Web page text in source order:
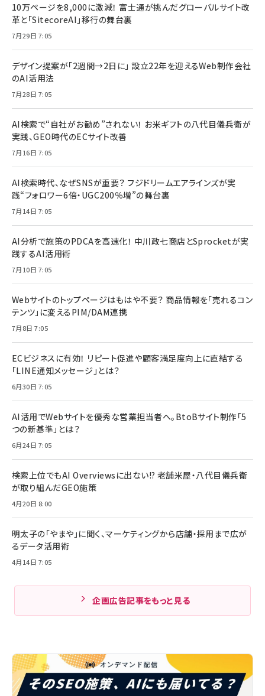
10万ページを8,000に激減！ 富士通が挑んだグローバルサイト改
革と「SitecoreAI」移行の舞台裏
7月29日 7:05
デザイン提案が「2週間→2日に」 設立22年を迎えるWeb制作会社
のAI活用法
7月28日 7:05
AI検索で“自社がお勧め”されない！ お米ギフトの八代目儀兵衛が
実践、GEO時代のECサイト改善
7月16日 7:05
AI検索時代、なぜSNSが重要？ フジドリームエアラインズが実
践“フォロワー6倍・UGC200％増”の舞台裏
7月14日 7:05
AI分析で施策のPDCAを高速化！ 中川政七商店とSprocketが実
践するAI活用術
7月10日 7:05
Webサイトのトップページはもはや不要？ 商品情報を「売れるコン
テンツ」に変えるPIM/DAM連携
7月8日 7:05
ECビジネスに有効！ リピート促進や顧客満足度向上に直結する
「LINE通知メッセージ」とは？
6月30日 7:05
AI活用でWebサイトを優秀な営業担当者へ。BtoBサイト制作「5
つの新基準」とは？
6月24日 7:05
検索上位でもAI Overviewsに出ない!? 老舗米屋・八代目儀兵衛
が取り組んだGEO施策
4月20日 8:00
明太子の「やまや」に聞く、マーケティングから店舗・採用まで広が
るデータ活用術
4月14日 7:05
企画広告記事をもっと見る